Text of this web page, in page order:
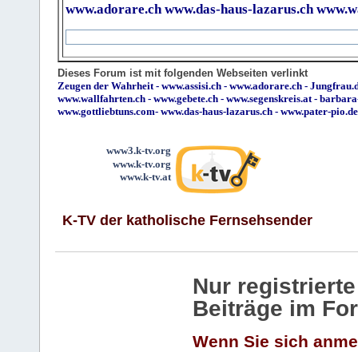
www.adorare.ch www.das-haus-lazarus.ch
Dieses Forum ist mit folgenden Webseiten verlinkt
Zeugen der Wahrheit - www.assisi.ch - www.adorare.ch -
www.wallfahrten.ch - www.gebete.ch - www.segenskreis.at -
www.gottliebtuns.com- www.das-haus-lazarus.ch - www.pater-pio.de
www3.k-tv.org
www.k-tv.org
www.k-tv.at
K-TV der katholische Fernsehsender
Nur
Beiträge im
Wenn Sie sich